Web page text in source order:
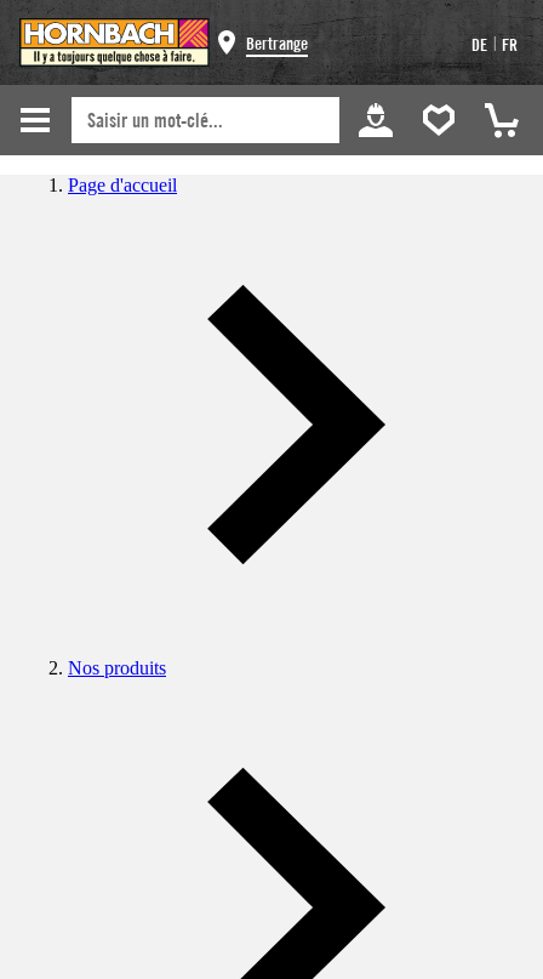
Bertrange DE | FR
Page d'accueil
Nos produits